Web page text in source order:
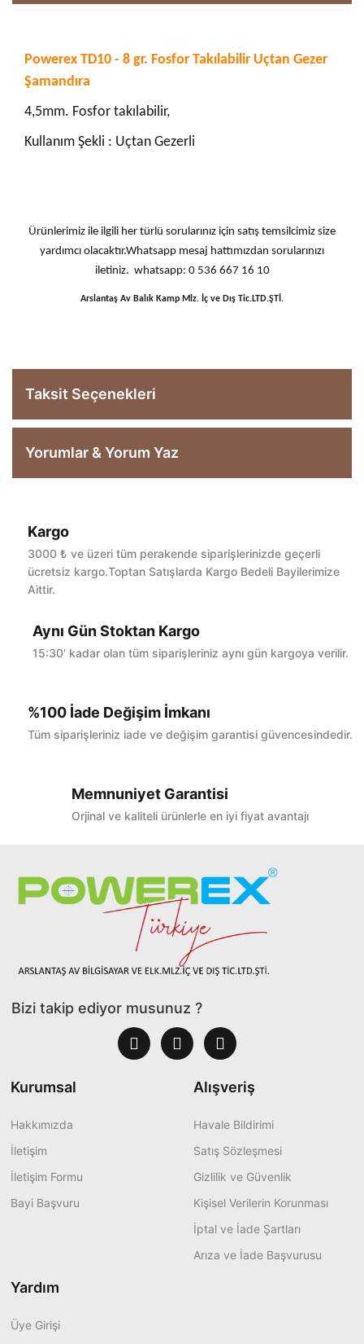
Powerex TD10 - 8 gr. Fosfor Takılabilir Uçtan Gezer
Şamandıra
4,5mm. Fosfor takılabilir,
Kullanım Şekli : Uçtan Gezerli
Ürünlerimiz ile ilgili her türlü sorularınız için satış temsilcimiz size
yardımcı olacaktır.Whatsapp mesaj hattımızdan sorularınızı
iletiniz. whatsapp: 0 536 667 16 10
Arslantaş Av Balık Kamp Mlz. İç ve Dış Tic.LTD.ŞTİ.
Taksit Seçenekleri
Yorumlar & Yorum Yaz
Bu ürüne ilk yorumu siz yapın!
Kargo
3000 ₺ ve üzeri tüm perakende siparişlerinizde geçerli
ücretsiz kargo.Toptan Satışlarda Kargo Bedeli Bayilerimize
Aittir.
Aynı Gün Stoktan Kargo
15:30' kadar olan tüm siparişleriniz aynı gün kargoya verilir.
%100 İade Değişim İmkanı
Tüm siparişleriniz iade ve değişim garantisi güvencesindedir.
Memnuniyet Garantisi
Orjinal ve kaliteli ürünlerle en iyi fiyat avantajı
Bizi takip ediyor musunuz ?
Kurumsal
Hakkımızda
İletişim
İletişim Formu
Bayi Başvuru
Alışveriş
Havale Bildirimi
Satış Sözleşmesi
Gizlilik ve Güvenlik
Kişisel Verilerin Korunması
İptal ve İade Şartları
Arıza ve İade Başvurusu
Yardım
Üye Girişi